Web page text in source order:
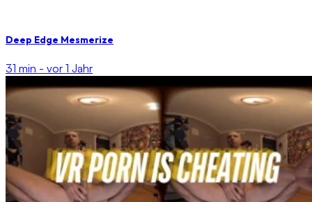
Deep Edge Mesmerize
31 min - vor 1 Jahr